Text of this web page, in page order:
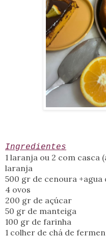
Ingredientes
1 laranja ou 2 com casca
laranja
500 gr de cenoura
4 ovos
200 gr de açúcar
50 gr de manteiga
100 gr de farinha
1 colher de chá de